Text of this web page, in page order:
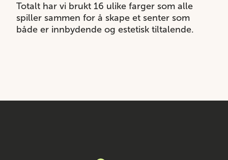
Totalt har vi brukt 16 ulike farger som alle
spiller sammen for å skape et senter som
både er innbydende og estetisk tiltalende.